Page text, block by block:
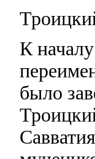
К
было